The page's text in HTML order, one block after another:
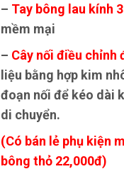
– Tay bông lau kính
mềm mại
– Cây nối điều chỉnh
liệu bằng hợp kim
đoạn nối để kéo dài
di chuyển.
(Có bán lẻ phụ kiện
bông thỏ 22,000đ)